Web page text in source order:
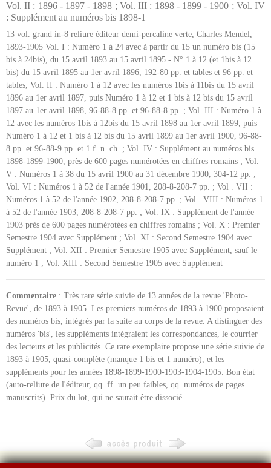
Vol. II : 1896 - 1897 - 1898 ; Vol. III : 1898 - 1899 - 1900 ; Vol. IV
: Supplément au numéros bis 1898-1
13 vol. grand in-8 reliure éditeur demi-percaline verte, Charles Mendel,
1893-1905 Vol. I : Numéro 1 à 24 avec à partir du 15 un numéro bis (15
bis à 24bis), du 15 avril 1893 au 15 avril 1895 - N° 1 à 12 (et 1bis à 12
bis) du 15 avril 1895 au 1er avril 1896, 192-80 pp. et tables et 96 pp. et
tables, Vol. II : Numéro 1 à 12 avec les numéros 1bis à 11bis du 15 avril
1896 au 1er avril 1897, puis Numéro 1 à 12 et 1 bis à 12 bis du 15 avril
1897 au 1er avril 1898, 96-88-8 pp. et 96-88-8 pp. ; Vol. III : Numéro 1 à
12 avec les numéros 1bis à 12bis du 15 avril 1898 au 1er avril 1899, puis
Numéro 1 à 12 et 1 bis à 12 bis du 15 avril 1899 au 1er avril 1900, 96-88-
8 pp. et 96-88-9 pp. et 1 f. n. ch. ; Vol. IV : Supplément au numéros bis
1898-1899-1900, près de 600 pages numérotées en chiffres romains ; Vol.
V : Numéros 1 à 38 du 15 avril 1900 au 31 décembre 1900, 304-12 pp. ;
Vol. VI : Numéros 1 à 52 de l'année 1901, 208-8-208-7 pp. ; Vol . VII :
Numéros 1 à 52 de l'année 1902, 208-8-208-7 pp. ; Vol . VIII : Numéros 1
à 52 de l'année 1903, 208-8-208-7 pp. ; Vol. IX : Supplément de l'année
1903 près de 600 pages numérotées en chiffres romains ; Vol. X : Premier
Semestre 1904 avec Supplément ; Vol. XI : Second Semestre 1904 avec
Supplément ; Vol. XII : Premier Semestre 1905 avec Supplément, sauf le
numéro 1 ; Vol. XIII : Second Semestre 1905 avec Supplément
Commentaire : Très rare série suivie de 13 années de la revue 'Photo-
Revue', de 1893 à 1905. Les premiers numéros de 1893 à 1900 proposaient
des numéros bis, intégrés par la suite au corps de la revue. A distinguer des
numéros 'bis', les suppléments intégraient les correspondances, le courrier
des lecteurs et les publicités. Ce rare exemplaire propose une série suivie de
1893 à 1905, quasi-complète (manque 1 bis et 1 numéro), et les
suppléments pour les années 1898-1899-1900-1903-1904-1905. Bon état
(auto-reliure de l'éditeur, qq. ff. un peu faibles, qq. numéros de pages
manuscrits). Prix du lot, qui ne saurait être dissocié.